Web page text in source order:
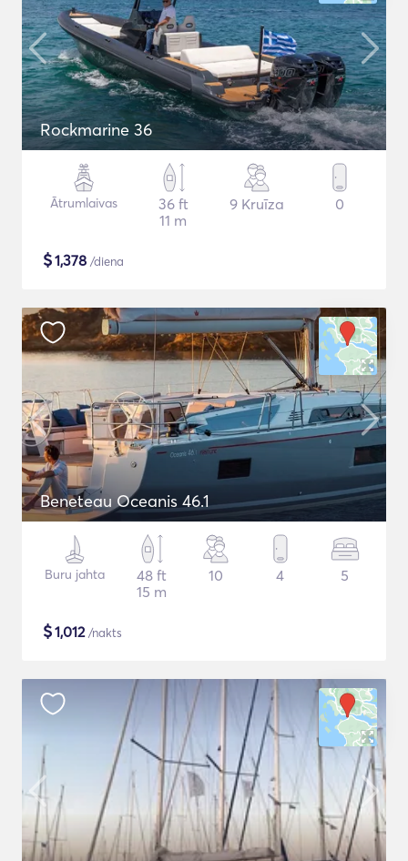
Rockmarine 36
Ātrumlaivas
36 ft
11 m
9 Kruīza 0
$1,378 /diena
Beneteau Oceanis 46.1
Buru jahta
48 ft
15 m
10 4 5
$1,012/nakts